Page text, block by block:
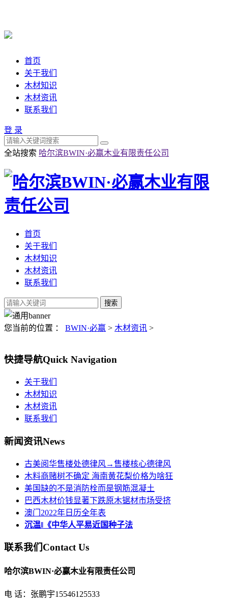
首页
关于我们
木材知识
木材资讯
联系我们
登 录
全站搜索 哈尔滨BWIN·必赢木业有限责任公司
首页
关于我们
木材知识
木材资讯
联系我们
您当前的位置 ： BWIN·必赢 > 木材资讯 >
快捷导航Quick Navigation
关于我们
木材知识
木材资讯
联系我们
新闻资讯News
古美阅华售楼处德律风→售楼核心德律风
木料商赌树不确定 海南黄花梨价格为啥狂
美国缺的不是消防栓而是钢筋混凝土
巴西木材价钱显著下跌原木锯材市场受挤
澳门2022年日历全年表
沉温‖《中华人平易近国种子法
联系我们Contact Us
哈尔滨BWIN·必赢木业有限责任公司
电 话：张鹏宇15546125533